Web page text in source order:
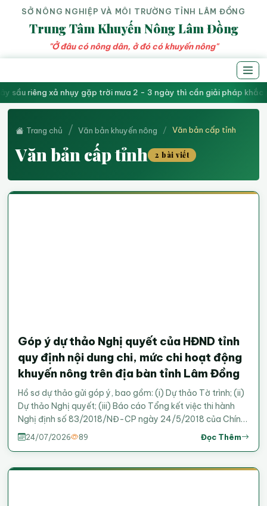
SỞ NÔNG NGHIỆP VÀ MÔI TRƯỜNG TỈNH LÂM ĐỒNG
Trung Tâm Khuyến Nông Lâm Đồng
"Ở đâu có nông dân, ở đó có khuyến nông"
sầu riêng xả nhụy gặp trời mưa 2 - 3 ngày thì cần giải pháp
Trang chủ Văn bản khuyến nông Văn bản cấp tỉnh
Văn bản cấp tỉnh 2 bài viết
Góp ý dự thảo Nghị quyết của HĐND tỉnh
quy định nội dung chi, mức chi hoạt động
khuyến nông trên địa bàn tỉnh Lâm Đồng
Hồ sơ dự thảo gửi góp ý, bao gồm: (i) Dự thảo Tờ trình; (ii)
Dự thảo Nghị quyết; (iii) Báo cáo Tổng kết việc thi hành
Nghị định số 83/2018/NĐ-CP ngày 24/5/2018 của Chính
phủ về khuyến nông; (iv) Báo cáo Đánh giá tác động chính
sách đối với Dự thảo Nghị quyết quy định nội dung chi,
Đồng; (v) Bản so sánh/thuyết minh nội dung dự thảo Nghị
24/07/2026 89 Đọc Thêm